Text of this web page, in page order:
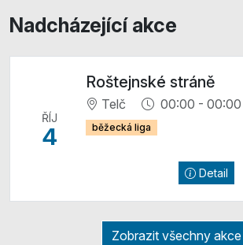
Nadcházející akce
ŘÍJ
4
Roštejnské stráně
Telč 00:00 - 00:00
běžecká liga
Detail
Zobrazit všechny akce